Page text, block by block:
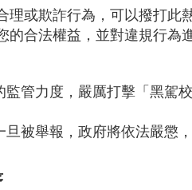
理或欺詐行為，可以撥打此
合法權益，並對違規行為
管力度，嚴厲打擊「黑駕
被舉報，政府將依法嚴懲